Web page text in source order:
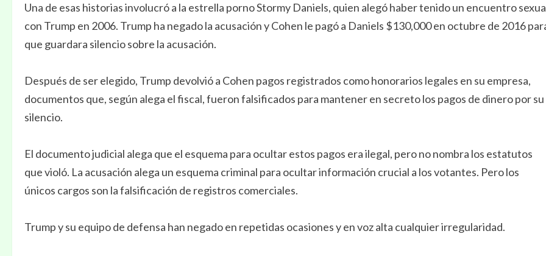
Una de esas historias involucró a la estrella porno Stormy Daniels, quien alegó haber tenido un encuentro
con Trump en 2006. Trump ha negado la acusación y Cohen le pagó a Daniels $130,000 en octubre de 2016
que guardara silencio sobre la acusación.
Después de ser elegido, Trump devolvió a Cohen pagos registrados como honorarios legales en su empresa,
documentos que, según alega el fiscal, fueron falsificados para mantener en secreto los pagos de dinero por su
silencio.
El documento judicial alega que el esquema para ocultar estos pagos era ilegal, pero no nombra los estatutos
que violó. La acusación alega un esquema criminal para ocultar información crucial a los votantes. Pero los
únicos cargos son la falsificación de registros comerciales.
Trump y su equipo de defensa han negado en repetidas ocasiones y en voz alta cualquier irregularidad.